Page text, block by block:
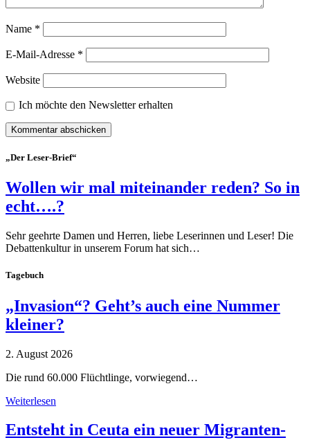
Name *
E-Mail-Adresse *
Website
Ich möchte den Newsletter erhalten
„Der Leser-Brief“
Wollen wir mal miteinander reden? So in
echt….?
Sehr geehrte Damen und Herren, liebe Leserinnen und Leser! Die
Debattenkultur in unserem Forum hat sich…
Tagebuch
„Invasion“? Geht’s auch eine Nummer
kleiner?
2. August 2026
Die rund 60.000 Flüchtlinge, vorwiegend…
Weiterlesen
Entsteht in Ceuta ein neuer Migranten-